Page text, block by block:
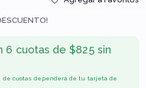
6 cuotas de $825 sin
de cuotas dependerá de tu tarjeta de